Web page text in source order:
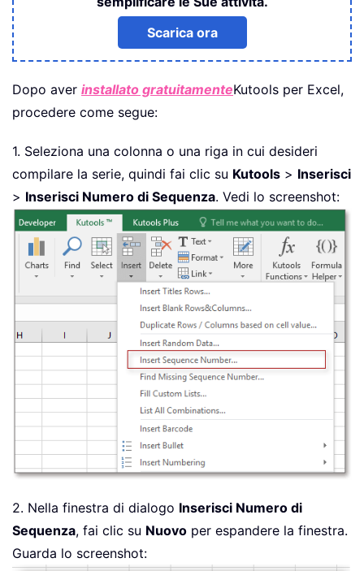
Scarica ora
Dopo aver installato gratuitamenteKutools per Excel,
procedere come segue:
1. Seleziona una colonna o una riga in cui desideri
compilare la serie, quindi fai clic su Kutools > Inserisci
> Inserisci Numero di Sequenza. Vedi lo screenshot:
2. Nella finestra di dialogo Inserisci Numero di
Sequenza, fai clic su Nuovo per espandere la finestra.
Guarda lo screenshot: